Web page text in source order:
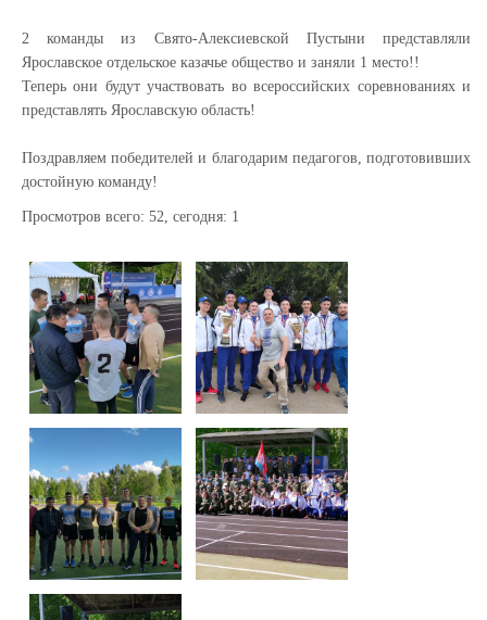
2 команды из Свято-Алексиевской Пустыни представляли
Ярославское отдельское казачье общество и заняли 1 место!!
Теперь они будут участвовать во всероссийских соревнованиях и
представлять Ярославскую область!
Поздравляем победителей и благодарим педагогов, подготовивших
достойную команду!
Просмотров всего: 52, сегодня: 1